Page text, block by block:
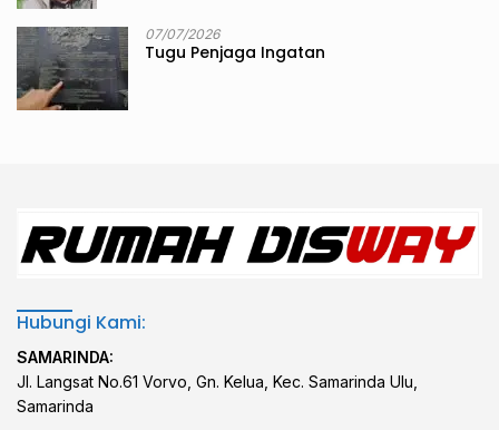
07/07/2026
Tugu Penjaga Ingatan
Hubungi Kami:
SAMARINDA:
Jl. Langsat No.61 Vorvo, Gn. Kelua, Kec. Samarinda Ulu,
Samarinda